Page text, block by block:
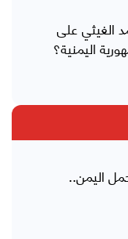
الغيثي على
اليمنية؟
اليمن..